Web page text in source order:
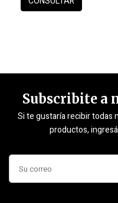
Subscribite a
Si te gustaría recibir todas
productos,